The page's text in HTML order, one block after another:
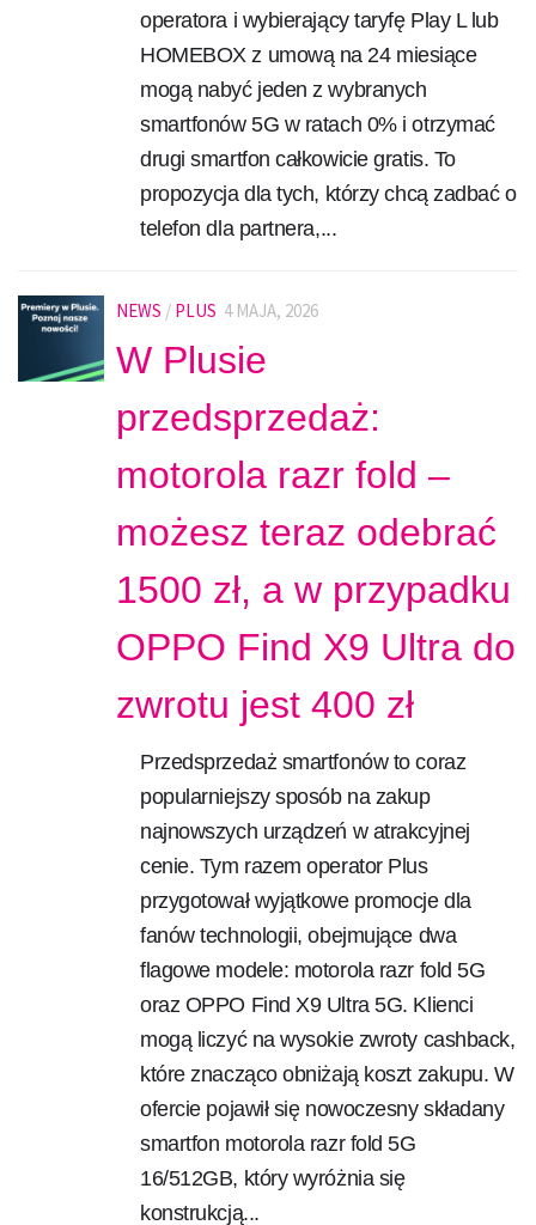
operatora i wybierający taryfę Play L lub
HOMEBOX z umową na 24 miesiące
mogą nabyć jeden z wybranych
smartfonów 5G w ratach 0% i otrzymać
drugi smartfon całkowicie gratis. To
propozycja dla tych, którzy chcą zadbać o
telefon dla partnera,...
NEWS / PLUS 4 MAJA, 2026
W Plusie
przedsprzedaż:
motorola razr fold –
możesz teraz odebrać
1500 zł, a w przypadku
OPPO Find X9 Ultra do
zwrotu jest 400 zł
Przedsprzedaż smartfonów to coraz
popularniejszy sposób na zakup
najnowszych urządzeń w atrakcyjnej
cenie. Tym razem operator Plus
przygotował wyjątkowe promocje dla
fanów technologii, obejmujące dwa
flagowe modele: motorola razr fold 5G
oraz OPPO Find X9 Ultra 5G. Klienci
mogą liczyć na wysokie zwroty cashback,
które znacząco obniżają koszt zakupu. W
ofercie pojawił się nowoczesny składany
smartfon motorola razr fold 5G
16/512GB, który wyróżnia się
konstrukcją...